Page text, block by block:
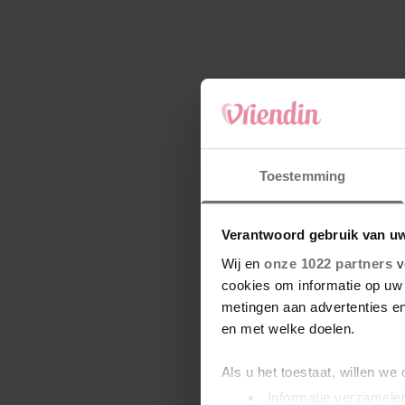
Toestemming
Verantwoord gebruik van
Wij en onze 1022 partners
cookies om informatie op
metingen aan advertenties
en met welke doelen.
Als u het toestaat, willen we
Informatie